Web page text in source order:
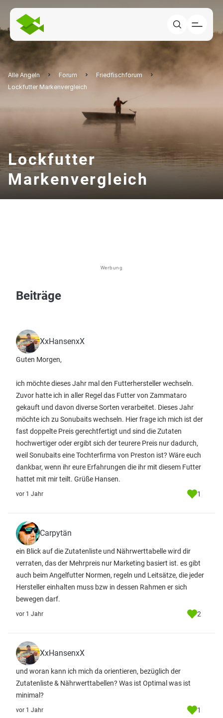
Alle Angeln Forum
Friedfischforum
Lockfutter Markenvergleich
Lockfutter
Markenvergleich
Werbung
Beiträge
XxHansenxX
Guten Morgen,
ich möchte dieses Jahr mal den Futterhersteller wechseln.
Zuvor hatte ich in aller Regel das Futter von Zammataro
gekauft und davon diverse Sorten verarbeitet. Dieses Jahr
möchte ich zu Sonubaits wechseln. Hier frage ich mich ist der
fast doppelte Preis gerechtfertigt und sind die Zutaten
hochwertiger oder ergibt sich der teurere Preis nur dadurch,
weil Sonubaits eine Tochterfirma von Preston ist? Wäre euch
dankbar, wenn ihr eure Erfahrungen die ihr mit diesem Futter
hattet mit mir teilt. Grüße Hansen.
vor 1 Jahr 1
Carpytän
ein Blick auf die Zutatenliste und Nährwerttabelle wird dir
verraten, das der Mehrpreis nur Marketing basiert ist. es gibt
auch beim Angelfutter Normen, regeln und Leitsätze, die jeder
Hersteller einhalten muss bzw in dessen Rahmen er sich
bewegen darf.
vor 1 Jahr 2
XxHansenxX
und woran kann ich mich da orientieren, bezüglich der
Zutatenliste & Nährwerttabellen? Was ist Optimal was ist
minimal?
vor 1 Jahr 1